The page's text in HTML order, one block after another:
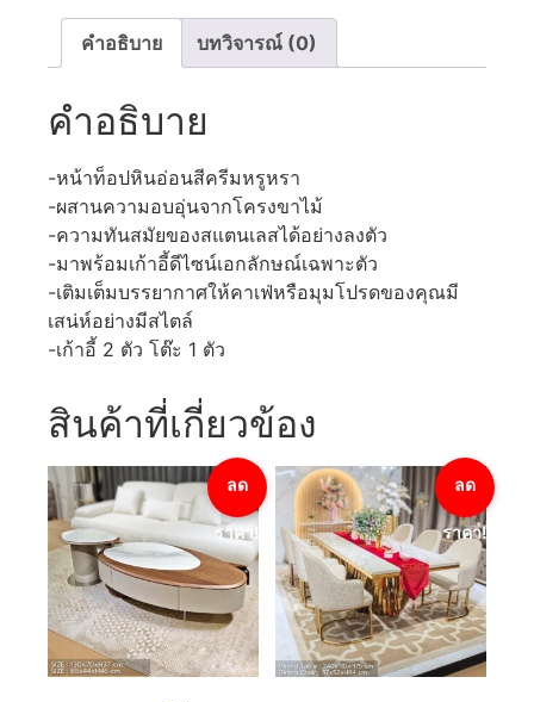
คำอธิบาย บทวิจารณ์ (0)
คำอธิบาย
-หน้าท็อปหินอ่อนสีครีมหรูหรา
-ผสานความอบอุ่นจากโครงขาไม้
-ความทันสมัยของสแตนเลสได้อย่างลงตัว
-มาพร้อมเก้าอี้ดีไซน์เอกลักษณ์เฉพาะตัว
-เติมเต็มบรรยากาศให้คาเฟ่หรือมุมโปรดของคุณมี
เสน่ห์อย่างมีสไตล์
-เก้าอี้ 2 ตัว โต๊ะ 1 ตัว
สินค้าที่เกี่ยวข้อง
ลด
ราคา!
ลด
ราคา!